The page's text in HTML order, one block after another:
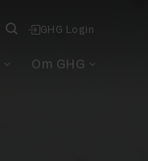
Om GHG
GHG Login